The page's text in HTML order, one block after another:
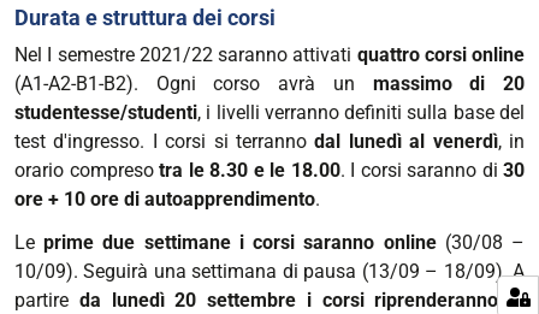
Durata e struttura dei corsi
Nel I semestre 2021/22 saranno attivati quattro corsi online
(A1-A2-B1-B2). Ogni corso avrà un massimo di 20
studentesse/studenti, i livelli verranno definiti sulla base del
test d'ingresso. I corsi si terrannodal lunedì al venerdì, in
orario compresotra le 8.30 e le 18.00. I corsi saranno di 30
ore + 10 ore di autoapprendimento.
Leprime due settimane i corsi saranno online(30/08 –
10/09). Seguirà una settimana di pausa (13/09 – 18/09). A
partire da lunedì 20 settembre i corsi riprenderanno in